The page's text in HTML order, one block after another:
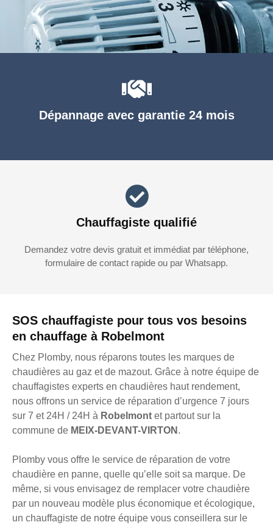
SOS chauffagiste pour tous vos besoins
en chauffage à Robelmont
Chez Plomby, nous réparons toutes les marques de
chaudières au gaz et de mazout. Grâce à notre équipe de
chauffagistes experts en chaudières haut rendement,
nous offrons un service de réparation d’urgence 7 jours
sur 7 et 24H / 24H à Robelmont et partout sur la
commune de MEIX-DEVANT-VIRTON .
Plomby vous offre le service de réparation de votre
chaudière en panne, quelle qu’elle soit sa marque. De
même, si vous envisagez de remplacer votre chaudière
par un nouveau modèle plus économique et écologique,
un chauffagiste de notre équipe vous conseillera sur le
Dépannage avec garantie 24 mois
Chauffagiste qualifié
Demandez votre devis gratuit et immédiat par téléphone,
formulaire de contact rapide ou par Whatsapp.